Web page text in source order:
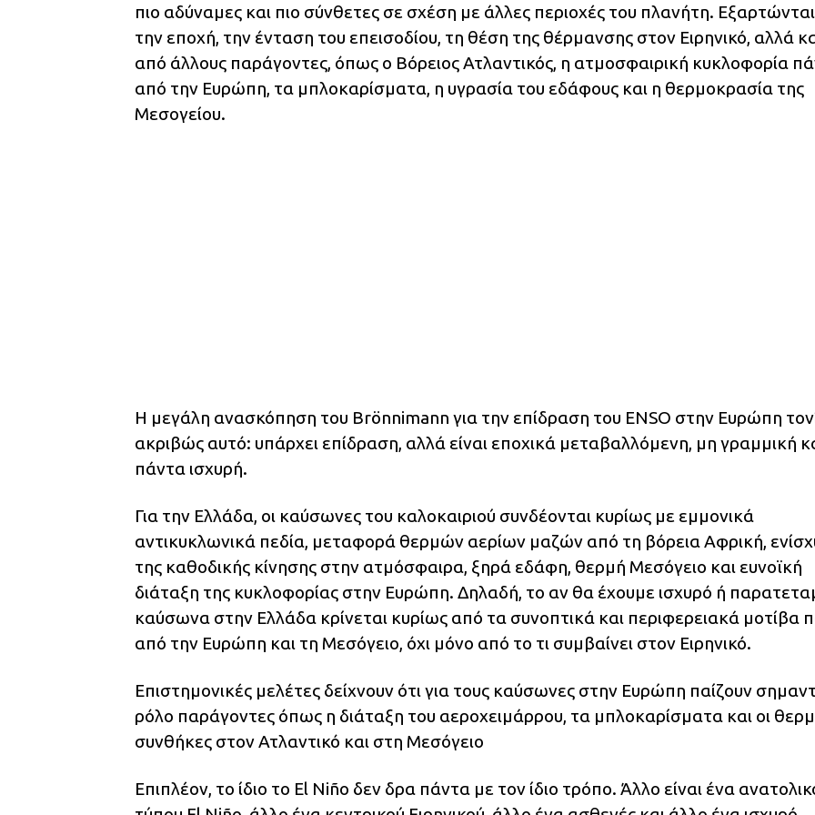
πιο αδύναμες και πιο σύνθετες σε σχέση με άλλες περιοχές του πλανήτη.
την εποχή, την ένταση του επεισοδίου, τη θέση της θέρμανσης στον Ειρηνικό, αλλά
από άλλους παράγοντες, όπως ο Βόρειος Ατλαντικός, η ατμοσφαιρική κυκλοφορία
από την Ευρώπη, τα μπλοκαρίσματα, η υγρασία του εδάφους και η θερμοκρασία της
Μεσογείου.
Η μεγάλη ανασκόπηση του Brönnimann για την επίδραση του ENSO στην Ευρώπη
ακριβώς αυτό: υπάρχει επίδραση, αλλά είναι εποχικά μεταβαλλόμενη, μη γραμμική
πάντα ισχυρή.
Για την Ελλάδα, οι καύσωνες του καλοκαιριού συνδέονται κυρίως με εμμονικά
αντικυκλωνικά πεδία, μεταφορά θερμών αερίων μαζών από τη βόρεια Αφρική,
της καθοδικής κίνησης στην ατμόσφαιρα, ξηρά εδάφη, θερμή Μεσόγειο και ευνοϊκή
διάταξη της κυκλοφορίας στην Ευρώπη. Δηλαδή, το αν θα έχουμε ισχυρό ή
καύσωνα στην Ελλάδα κρίνεται κυρίως από τα συνοπτικά και περιφερειακά μοτίβα
από την Ευρώπη και τη Μεσόγειο, όχι μόνο από το τι συμβαίνει στον Ειρηνικό.
Επιστημονικές μελέτες δείχνουν ότι για τους καύσωνες στην Ευρώπη παίζουν
ρόλο παράγοντες όπως η διάταξη του αεροχειμάρρου, τα μπλοκαρίσματα και οι
συνθήκες στον Ατλαντικό και στη Μεσόγειο
Επιπλέον, το ίδιο το El Niño δεν δρα πάντα με τον ίδιο τρόπο. Άλλο είναι ένα